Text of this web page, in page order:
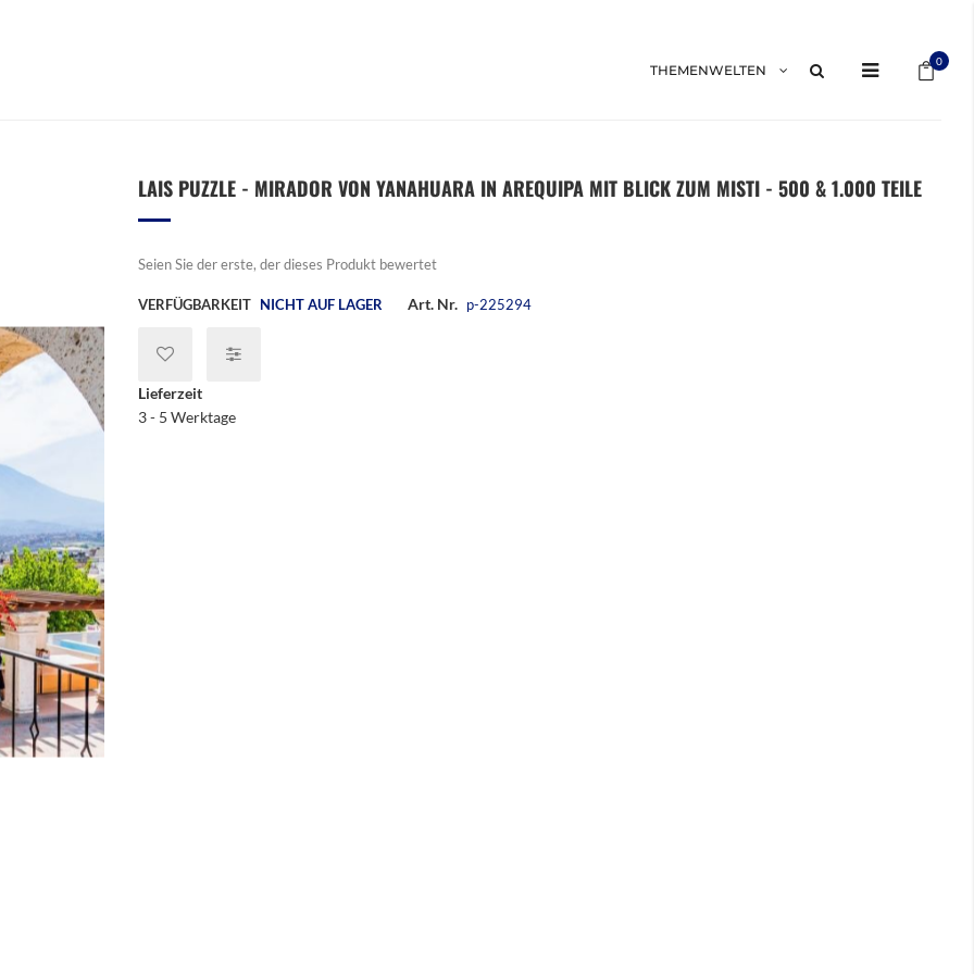
0
THEMENWELTEN
LAIS PUZZLE - MIRADOR VON YANAHUARA IN AREQUIPA MIT BLICK ZUM MISTI - 500 & 1.000 TEILE
Seien Sie der erste, der dieses Produkt bewertet
VERFÜGBARKEIT NICHT AUF LAGER Art. Nr. p-225294
Lieferzeit
3 - 5 Werktage